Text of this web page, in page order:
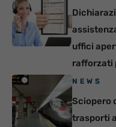
uffici
rafforzati
NEWS
Sciopero
trasporti